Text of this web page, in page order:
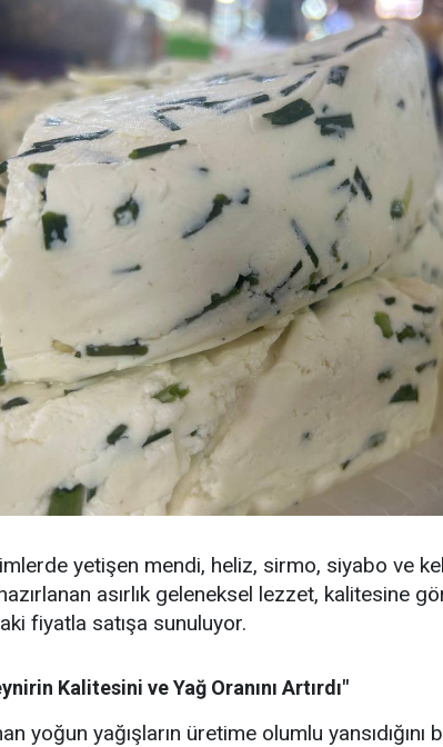
yetişen mendi, heliz, sirmo, siyabo ve
hazırlanan asırlık geleneksel lezzet, kalitesine
fiyatla satışa sunuluyor.
Kalitesini ve Yağ Oranını Artırdı"
yoğun yağışların üretime olumlu yansıdığını